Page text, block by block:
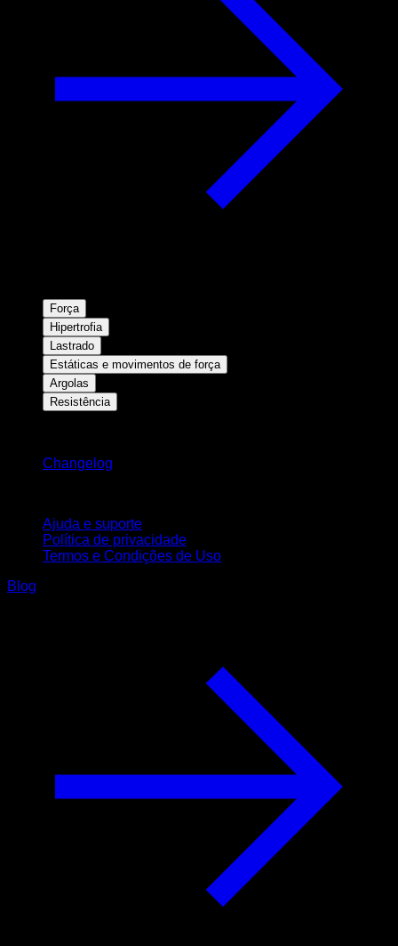
Força
Hipertrofia
Lastrado
Estáticas e movimentos de força
Argolas
Resistência
Changelog
Ajuda e suporte
Política de privacidade
Termos e Condições de Uso
Blog